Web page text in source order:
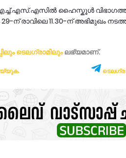
ഹൈസ്കൂൾ
ന് രാവിലെ 11.30-ന് അഭിമുഖം
ടെലഗ്രാമിലുംലഭ്യമാണ്‌.